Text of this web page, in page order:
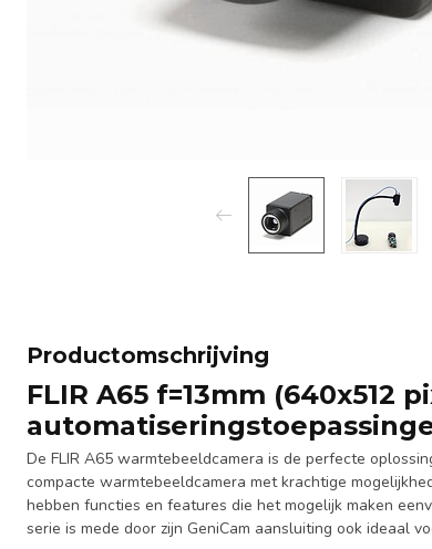
Productomschrijving
FLIR A65 f=13mm (640x512
De FLIR A65 warmtebeeldcamera is de perfecte
compacte warmtebeeldcamera met krachtige
hebben functies en features die het mogelijk maken
serie is mede door zijn GeniCam aansluiting ook ideaal